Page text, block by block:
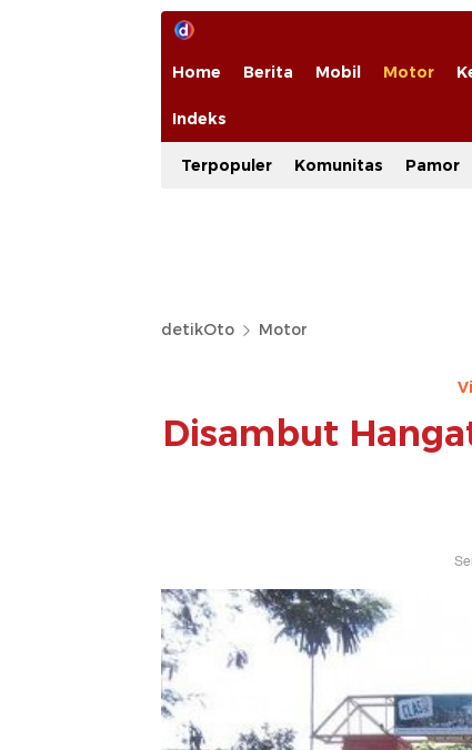
Home Berita Mobil Motor
Indeks
Terpopuler Komunitas Pamor
detikOto Motor
Disambut